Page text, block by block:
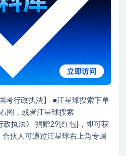
考行政执法】 ●汪星球搜索下单
图，或者汪星球搜索
执法》 捐赠29[红包]，即可获
伙人可通过汪星球右上角专属